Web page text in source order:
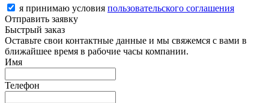
я принимаю условия пользовательского соглашения
Отправить заявку
Быстрый заказ
Оставьте свои контактные данные и мы свяжемся с вами в
ближайшее время в рабочие часы компании.
Имя
Телефон